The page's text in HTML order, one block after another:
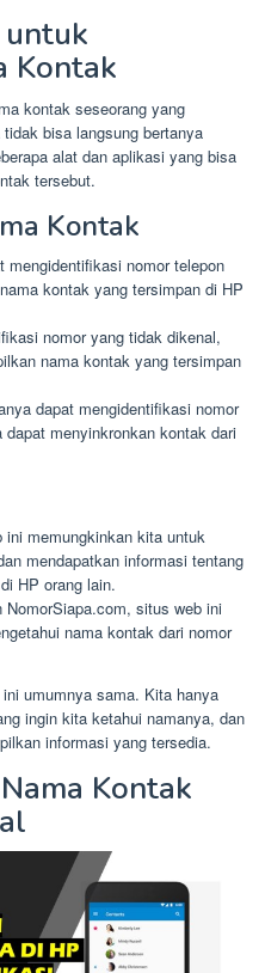
Kontak
kontak seseorang yang
bisa langsung bertanya
alat dan aplikasi yang bisa
tersebut.
Kontak
mengidentifikasi nomor telepon
kontak yang tersimpan di HP
nomor yang tidak dikenal,
nama kontak yang tersimpan
dapat mengidentifikasi nomor
menyinkronkan kontak dari
ini memungkinkan kita untuk
mendapatkan informasi tentang
HP orang lain.
NomorSiapa.com, situs web ini
nama kontak dari nomor
umumnya sama. Kita hanya
ingin kita ketahui namanya, dan
informasi yang tersedia.
Kontak